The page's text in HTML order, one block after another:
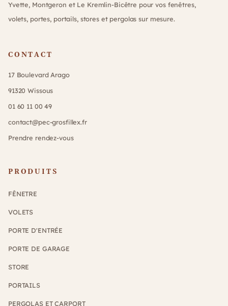
Yvette, Montgeron et Le Kremlin-Bicêtre pour vos fenêtres,
volets, portes, portails, stores et pergolas sur mesure.
CONTACT
17 Boulevard Arago
91320 Wissous
01 60 11 00 49
contact@pec-grosfillex.fr
Prendre rendez-vous
PRODUITS
FÊNETRE
VOLETS
PORTE D'ENTRÉE
PORTE DE GARAGE
STORE
PORTAILS
PERGOLAS ET CARPORT